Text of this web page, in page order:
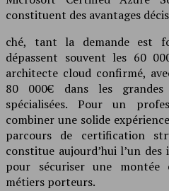
constituent des avantages
ché, tant la demande est
dépassent souvent les 60
architecte cloud confirmé,
80 000€ dans les
spécialisées. Pour un
combiner une solide
parcours de certification
constitue aujourd’hui l’un
pour sécuriser une montée
métiers porteurs.